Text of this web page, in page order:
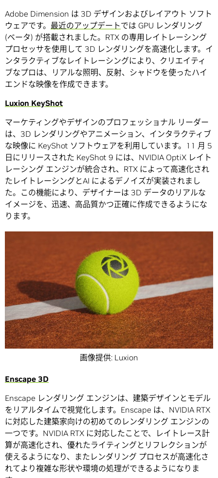
Adobe Dimension は 3D デザインおよびレイアウト ソフト
ウェアです。 最近のアップデートでは GPU レンダリング
(ベータ) が搭載されました。RTX の専用レイトレーシング
プロセッサを使用して 3D レンダリングを高速化します。イ
ンタラクティブなレイトレーシングにより、クリエイティ
ブなプロは、リアルな照明、反射、シャドウを使ったハイ
エンドな映像を作成できます。
Luxion KeyShot
マーケティングやデザインのプロフェッショナル リーダー
は、3D レンダリングやアニメーション、インタラクティブ
な映像に KeyShot ソフトウェアを利用しています。11 月 5
日にリリースされた KeyShot 9 には、NVIDIA OptiX レイト
レーシング エンジンが統合され、RTX によって高速化され
たレイトレーシングとAI によるデノイズが実装されまし
た。この機能により、デザイナーは 3D データのリアルな
イメージを、迅速、高品質かつ正確に作成できるようにな
ります。
画像提供: Luxion
Enscape 3D
Enscape レンダリング エンジンは、建築デザインとモデル
をリアルタイムで視覚化します。Enscape は、NVIDIA RTX
に対応した建築家向けの初めてのレンダリング エンジンの
一つです。NVIDIA RTX に対応したことで、レイトレース計
算が高速化され、優れたライティングとリフレクションが
使えるようになり、またレンダリング プロセスが高速化さ
れてより複雑な形状や環境の処理ができるようになりま